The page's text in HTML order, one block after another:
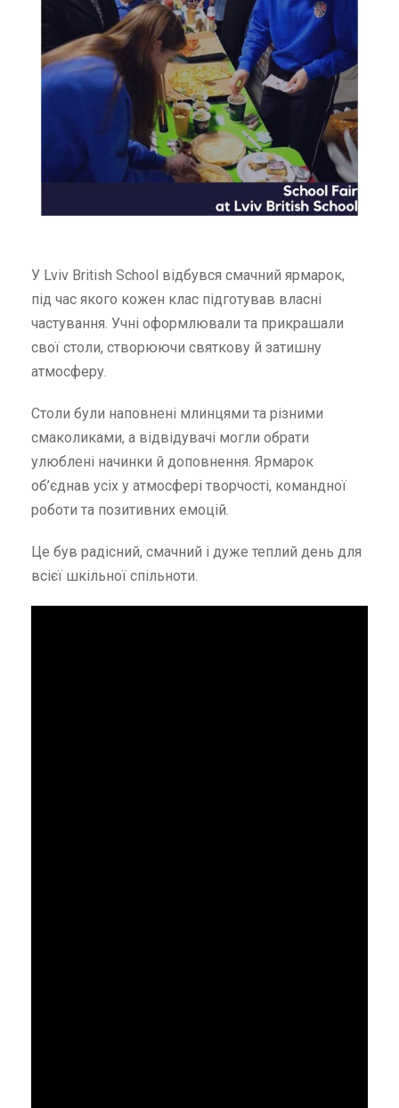
У Lviv British School відбувся смачний ярмарок,
під час якого кожен клас підготував власні
частування. Учні оформлювали та прикрашали
свої столи, створюючи святкову й затишну
атмосферу.
Столи були наповнені млинцями та різними
смаколиками, а відвідувачі могли обрати
улюблені начинки й доповнення. Ярмарок
об’єднав усіх у атмосфері творчості, командної
роботи та позитивних емоцій.
Це був радісний, смачний і дуже теплий день для
всієї шкільної спільноти.